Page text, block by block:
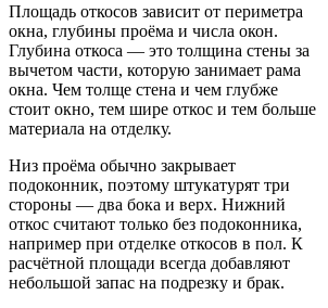
Площадь откосов зависит от периметра
окна, глубины проёма и числа окон.
Глубина откоса — это толщина стены за
вычетом части, которую занимает рама
окна. Чем толще стена и чем глубже
стоит окно, тем шире откос и тем больше
материала на отделку.
Низ проёма обычно закрывает
подоконник, поэтому штукатурят три
стороны — два бока и верх. Нижний
откос считают только без подоконника,
например при отделке откосов в пол. К
расчётной площади всегда добавляют
небольшой запас на подрезку и брак.